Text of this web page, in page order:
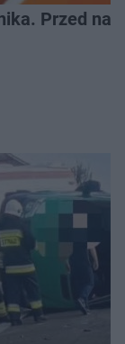
Przed